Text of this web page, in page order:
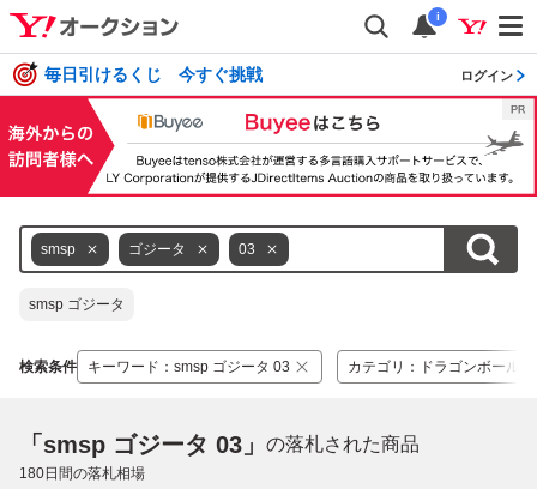
i
毎日引けるくじ 今すぐ挑戦 ログイン
smsp ゴジータ 03
smsp ゴジータ
検索条件 キーワード ： smsp ゴジータ 03 カテゴリ ： ドラゴンボール
「smsp ゴジータ 03」 の落札された商品
180日間の落札相場